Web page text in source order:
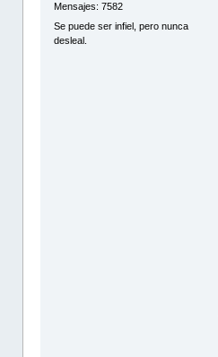
Mensajes: 7582
Se puede ser infiel, pero nunca
desleal.